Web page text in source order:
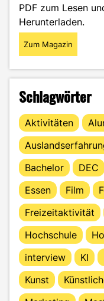
PDF zum Lesen
Herunterladen.
Zum Magazin
Schlagwörter
Aktivitäten
Bachelor
DEC
Essen
Film
Freizeitaktivität
Hochschule
interview
KI
Kunst